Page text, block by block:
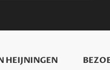
HEIJNINGEN